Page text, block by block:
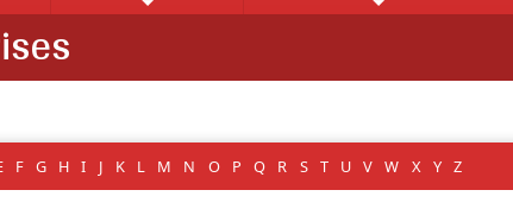
F G H I J K L M N O P Q R S T U V W X Y Z